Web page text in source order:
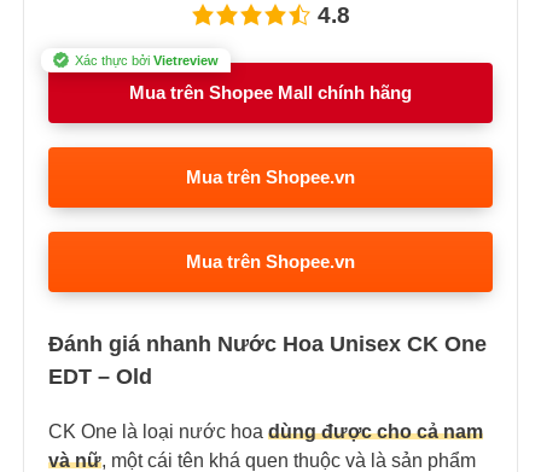
4.8
Xác thực bởi Vietreview
Mua trên Shopee Mall chính hãng
Mua trên Shopee.vn
Mua trên Shopee.vn
Đánh giá nhanh Nước Hoa Unisex CK One
EDT – Old
CK One là loại nước hoa dùng được cho cả nam
và nữ, một cái tên khá quen thuộc và là sản phẩm